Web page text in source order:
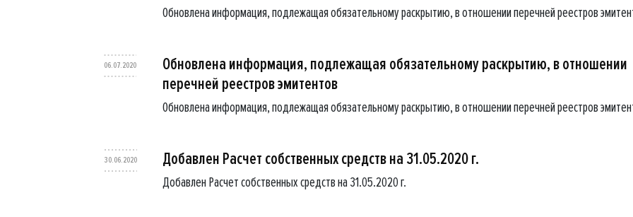
Обновлена информация, подлежащая обязательному раскрытию, в отношении перечней реестров
06.07.2020
Обновлена информация, подлежащая обязательному раскрытию, в отношении
перечней реестров эмитентов
Обновлена информация, подлежащая обязательному раскрытию, в отношении перечней реестров
30.06.2020 Добавлен Расчет собственных средств на 31.05.2020 г.
Добавлен Расчет собственных средств на 31.05.2020 г.